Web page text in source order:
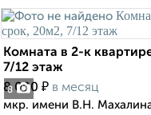
8
Комната в 2-к
7/12 этаж
8 000 ₽ в месяц
мкр. имени В.Н.